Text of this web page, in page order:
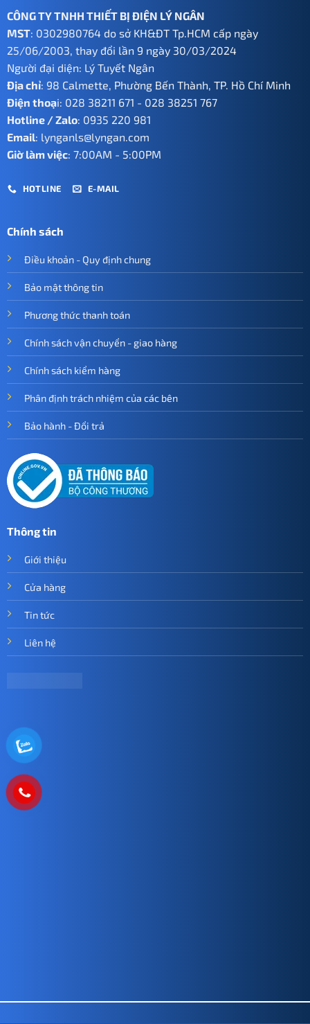
CÔNG TY TNHH THIẾT BỊ ĐIỆN LÝ NGÂN
MST: 0302980764 do sở KH&ĐT Tp.HCM cấp ngày
25/06/2003, thay đổi lần 9 ngày 30/03/2024
Người đại diện: Lý Tuyết Ngân
Địa chỉ: 98 Calmette, Phường Bến Thành, TP. Hồ Chí Minh
Điện thoại: 028 38211 671 - 028 38251 767
Hotline / Zalo: 0935 220 981
Email: lynganls@lyngan.com
Giờ làm việc: 7:00AM - 5:00PM
HOTLINE E-MAIL
Chính sách
Điều khoản - Quy định chung
Bảo mật thông tin
Phương thức thanh toán
Chính sách vận chuyển - giao hàng
Chính sách kiểm hàng
Phân định trách nhiệm của các bên
Bảo hành - Đổi trả
Thông tin
Giới thiệu
Cửa hàng
Tin tức
Liên hệ